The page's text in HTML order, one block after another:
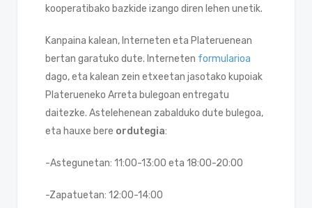
kooperatibako bazkide izango diren lehen unetik.
Kanpaina kalean, Interneten eta Plateruenean
bertan garatuko dute. Interneten formularioa
dago, eta kalean zein etxeetan jasotako kupoiak
Platerueneko Arreta bulegoan entregatu
daitezke. Astelehenean zabalduko dute bulegoa,
eta hauxe bere ordutegia:
-Astegunetan: 11:00-13:00 eta 18:00-20:00
-Zapatuetan: 12:00-14:00